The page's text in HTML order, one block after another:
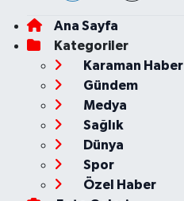
Ana Sayfa
Kategoriler
Karaman Haber
Gündem
Medya
Sağlık
Dünya
Spor
Özel Haber